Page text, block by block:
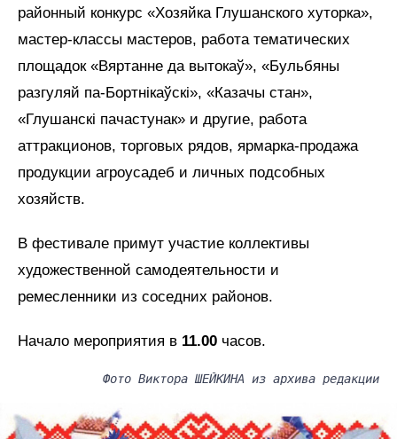
районный конкурс «Хозяйка Глушанского хуторка»,
мастер-классы мастеров, работа тематических
площадок «Вяртанне да вытокаў», «Бульбяны
разгуляй па-Бортнікаўскі», «Казачы стан»,
«Глушанскі пачастунак» и другие, работа
аттракционов, торговых рядов, ярмарка-продажа
продукции агроусадеб и личных подсобных
хозяйств.
В фестивале примут участие коллективы
художественной самодеятельности и
ремесленники из соседних районов.
Начало мероприятия в 11.00 часов.
Фото Виктора ШЕЙКИНА из архива редакции